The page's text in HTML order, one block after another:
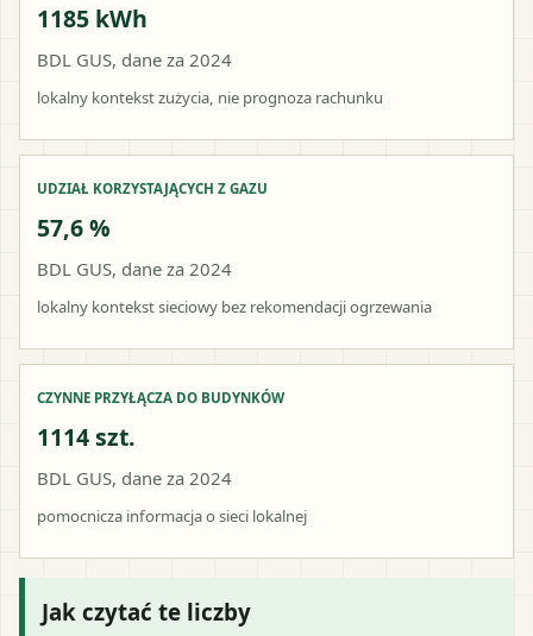
1185 kWh
BDL GUS, dane za 2024
lokalny kontekst zużycia, nie prognoza rachunku
UDZIAŁ KORZYSTAJĄCYCH Z GAZU
57,6 %
BDL GUS, dane za 2024
lokalny kontekst sieciowy bez rekomendacji ogrzewania
CZYNNE PRZYŁĄCZA DO BUDYNKÓW
1114 szt.
BDL GUS, dane za 2024
pomocnicza informacja o sieci lokalnej
Jak czytać te liczby